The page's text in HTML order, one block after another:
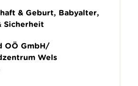
& Geburt, Babyalter,
Sicherheit
OÖ GmbH/
Wels